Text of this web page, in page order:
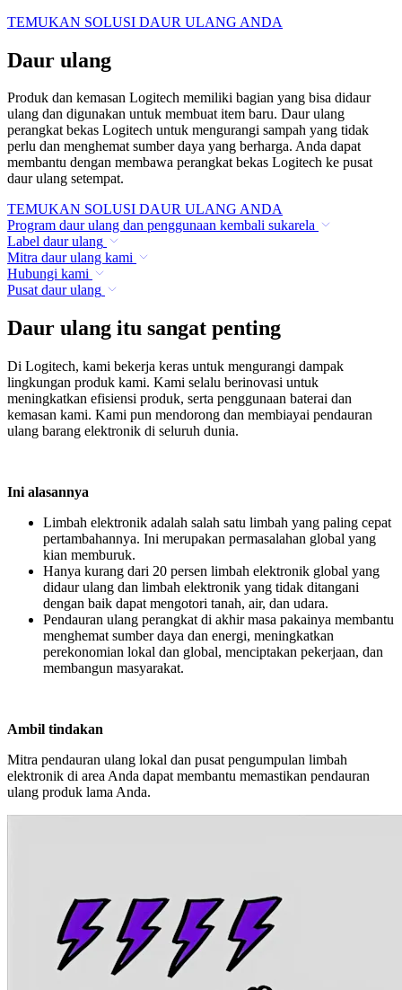
TEMUKAN SOLUSI DAUR ULANG ANDA
Daur ulang
Produk dan kemasan Logitech memiliki bagian yang bisa didaur
ulang dan digunakan untuk membuat item baru. Daur ulang
perangkat bekas Logitech untuk mengurangi sampah yang tidak
perlu dan menghemat sumber daya yang berharga. Anda dapat
membantu dengan membawa perangkat bekas Logitech ke pusat
daur ulang setempat.
TEMUKAN SOLUSI DAUR ULANG ANDA
Program daur ulang dan penggunaan kembali sukarela
Label daur ulang
Mitra daur ulang kami
Hubungi kami
Pusat daur ulang
Daur ulang itu sangat penting
Di Logitech, kami bekerja keras untuk mengurangi dampak
lingkungan produk kami. Kami selalu berinovasi untuk
meningkatkan efisiensi produk, serta penggunaan baterai dan
kemasan kami. Kami pun mendorong dan membiayai pendauran
ulang barang elektronik di seluruh dunia.
Ini alasannya
Limbah elektronik adalah salah satu limbah yang paling cepat
pertambahannya. Ini merupakan permasalahan global yang
kian memburuk.
Hanya kurang dari 20 persen limbah elektronik global yang
didaur ulang dan limbah elektronik yang tidak ditangani
dengan baik dapat mengotori tanah, air, dan udara.
Pendauran ulang perangkat di akhir masa pakainya membantu
menghemat sumber daya dan energi, meningkatkan
perekonomian lokal dan global, menciptakan pekerjaan, dan
membangun masyarakat.
Ambil tindakan
Mitra pendauran ulang lokal dan pusat pengumpulan limbah
elektronik di area Anda dapat membantu memastikan pendauran
ulang produk lama Anda.